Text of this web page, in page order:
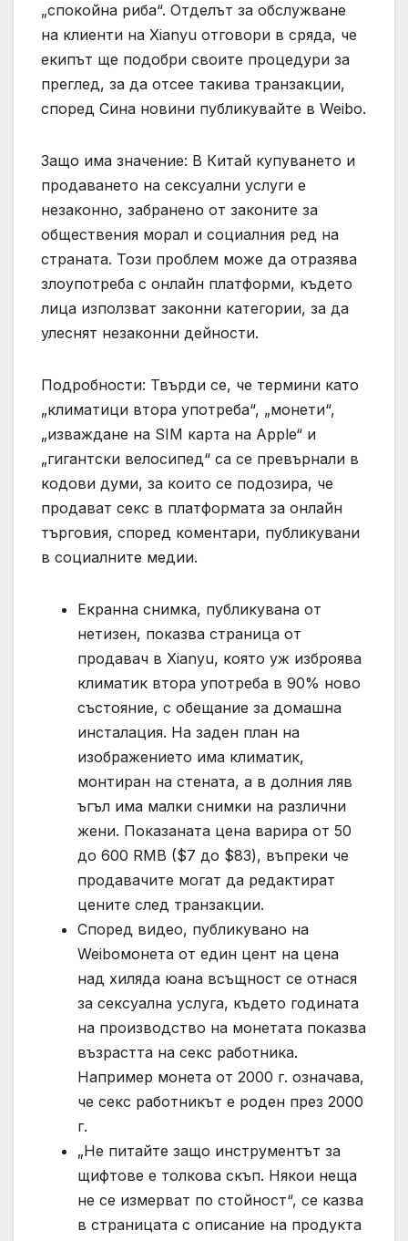
„спокойна риба“. Отделът за обслужване
на клиенти на Xianyu отговори в сряда, че
екипът ще подобри своите процедури за
преглед, за да отсее такива транзакции,
според Сина новини публикувайте в Weibo.
Защо има значение: В Китай купуването и
продаването на сексуални услуги е
незаконно, забранено от законите за
обществения морал и социалния ред на
страната. Този проблем може да отразява
злоупотреба с онлайн платформи, където
лица използват законни категории, за да
улеснят незаконни дейности.
Подробности: Твърди се, че термини като
„климатици втора употреба“, „монети“,
„изваждане на SIM карта на Apple“ и
„гигантски велосипед“ са се превърнали в
кодови думи, за които се подозира, че
продават секс в платформата за онлайн
търговия, според коментари, публикувани
в социалните медии.
Екранна снимка, публикувана от
нетизен, показва страница от
продавач в Xianyu, която уж изброява
климатик втора употреба в 90% ново
състояние, с обещание за домашна
инсталация. На заден план на
изображението има климатик,
монтиран на стената, а в долния ляв
ъгъл има малки снимки на различни
жени. Показаната цена варира от 50
до 600 RMB ($7 до $83), въпреки че
продавачите могат да редактират
цените след транзакции.
Според видео, публикувано на
Weiboмонета от един цент на цена
над хиляда юана всъщност се отнася
за сексуална услуга, където годината
на производство на монетата показва
възрастта на секс работника.
Например монета от 2000 г. означава,
че секс работникът е роден през 2000
г.
„Не питайте защо инструментът за
щифтове е толкова скъп. Някои неща
не се измерват по стойност“, се казва
в страницата с описание на продукта